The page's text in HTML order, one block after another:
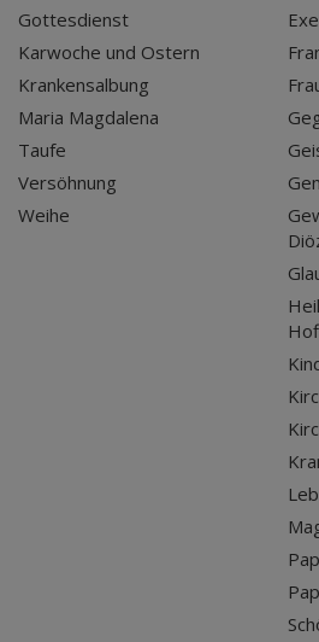
Gottesdienst
Karwoche und Ostern
Krankensalbung
Maria Magdalena
Taufe
Versöhnung
Weihe